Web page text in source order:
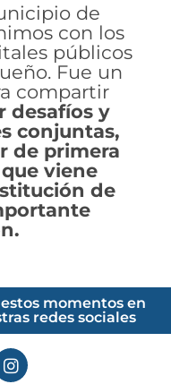
de
con los
públicos
Fue un
compartir
desafíos y
conjuntas,
de primera
viene
de
momentos en
redes sociales